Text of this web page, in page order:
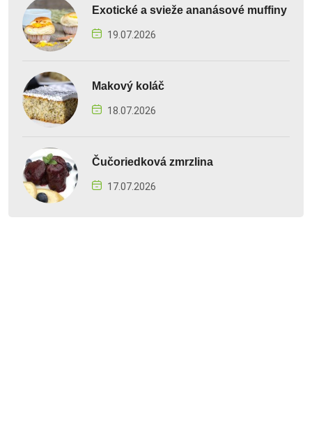
Exotické a svieže ananásové muffiny
19.07.2026
Makový koláč
18.07.2026
Čučoriedková zmrzlina
17.07.2026